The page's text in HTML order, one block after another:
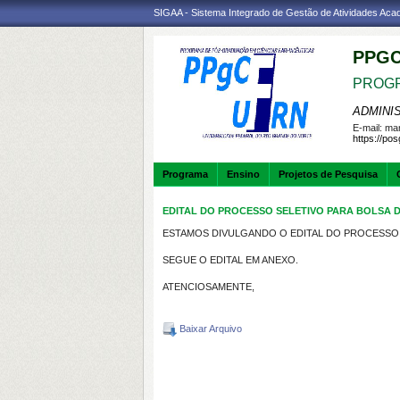
SIGAA - Sistema Integrado de Gestão de Atividades
E-mail:
https://
Programa Ensino Projetos de Pesquisa
EDITAL DO PROCESSO SELETIVO PARA BOLSA
ESTAMOS DIVULGANDO O EDITAL DO
SEGUE O EDITAL EM ANEXO.
ATENCIOSAMENTE,
Baixar Arquivo